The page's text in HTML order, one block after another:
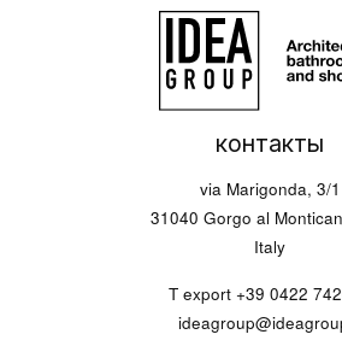
контакты
via Marigonda, 3/1
31040 Gorgo al
Italy
T export +39 0422